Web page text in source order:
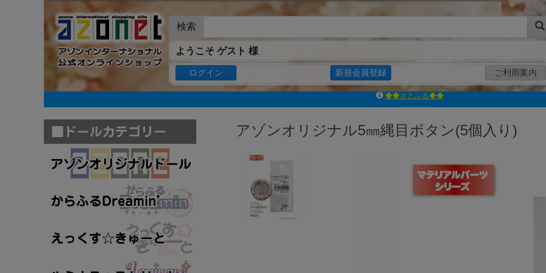
検索
ようこそ ゲスト 様
ログイン 新規会員登録 ご利用案内
ｱｿﾞﾝﾚｰﾍﾞﾙｼｮｯﾌﾟ楽天市場店
ｱｿﾞﾝｵﾝﾗｲﾝｼｮｯﾌﾟX
◆◆さとふる◆◆
アゾンオリジナル5㎜縄目ボタン(5個入り)